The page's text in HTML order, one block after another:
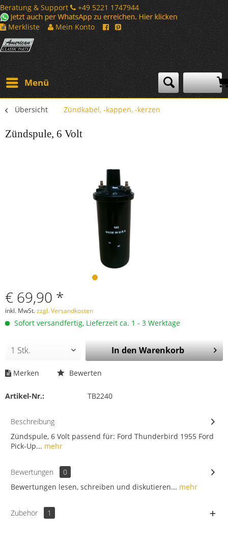
Beratung & Support
+49 5221 1747944
Merkliste
Mein Konto
Menü
Übersicht Zündkabel, -kappen, -kerzen
Zündspule, 6 Volt
€ 69,90 *
inkl. MwSt.zzgl. Versandkosten
Sofort versandfertig, Lieferzeit ca. 1 - 3 Werktage
In denWarenkorb
Merken Bewerten
Artikel-Nr.: TB2240
Beschreibung
Zündspule, 6 Volt passend für: Ford Thunderbird 1955 Ford
Pick-Up... mehr
Bewertungen
0
Bewertungen lesen, schreiben und diskutieren... mehr
Zubehör 1